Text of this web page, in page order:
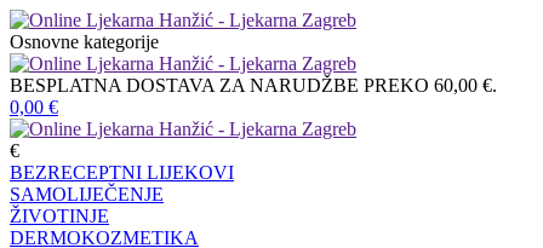
Osnovne kategorije
BESPLATNA DOSTAVA ZA NARUDŽBE PREKO 60,00 €.
0,00 €
€
BEZRECEPTNI LIJEKOVI
SAMOLIJEČENJE
ŽIVOTINJE
DERMOKOZMETIKA